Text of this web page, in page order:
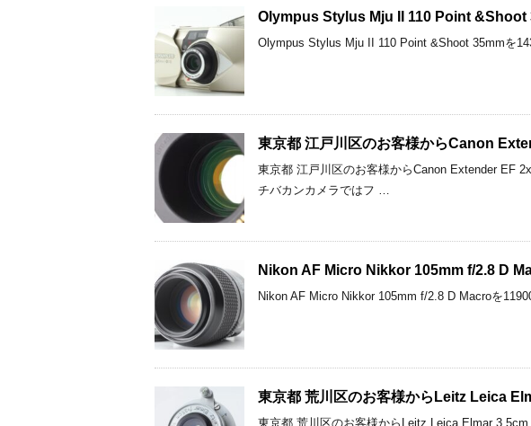
Olympus Stylus Mju II 110 Point &Shoot
Olympus Stylus Mju II 110 Point &Shoot 35mmを
東京都 江戸川区のお客様からCanon
東京都 江戸川区のお客様からCanon Extender EF
チバカンカメラではフ …
Nikon AF Micro Nikkor 105mm f/2.8 D
Nikon AF Micro Nikkor 105mm f/2.8 D Macroを
東京都 荒川区のお客様からLeitz Leica
東京都 荒川区のお客様からLeitz Leica Elmar